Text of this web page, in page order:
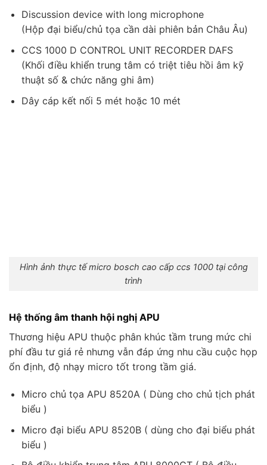
Discussion device with long microphone
(Hộp đại biểu/chủ tọa cần dài phiên bản Châu Âu)
CCS 1000 D CONTROL UNIT RECORDER DAFS
(Khối điều khiển trung tâm có triệt tiêu hồi âm kỹ
thuật số & chức năng ghi âm)
Dây cáp kết nối 5 mét hoặc 10 mét
Hình ảnh thực tế micro bosch cao cấp ccs 1000 tại công
trình
Hệ thống âm thanh hội nghị APU
Thương hiệu APU thuộc phân khúc tầm trung mức chi
phí đầu tư giá rẻ nhưng vẫn đáp ứng nhu cầu cuộc họp
ổn định, độ nhạy micro tốt trong tầm giá.
Micro chủ tọa APU 8520A ( Dùng cho chủ tịch phát
biểu )
Micro đại biểu APU 8520B ( dùng cho đại biểu phát
biểu )